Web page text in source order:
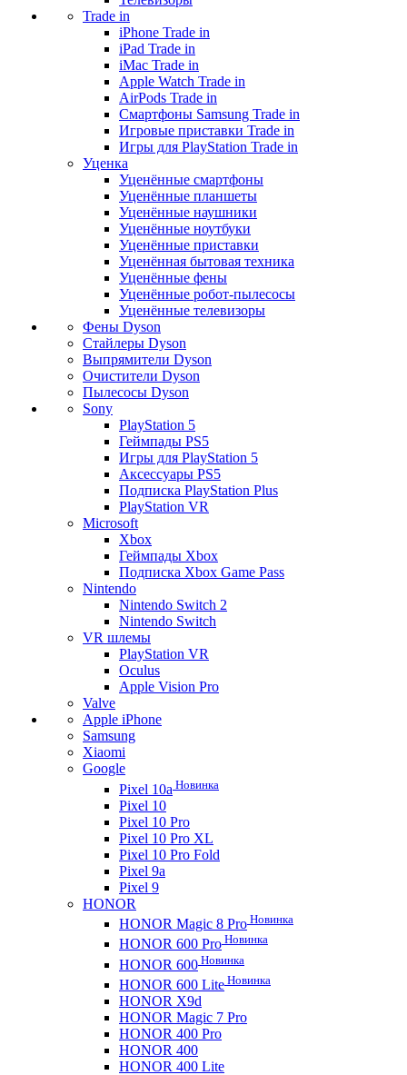
Trade in
iPhone Trade in
iPad Trade in
iMac Trade in
Apple Watch Trade in
AirPods Trade in
Смартфоны Samsung Trade in
Игровые приставки Trade in
Игры для PlayStation Trade in
Уценка
Уценённые смартфоны
Уценённые планшеты
Уценённые наушники
Уценённые ноутбуки
Уценённые приставки
Уценённая бытовая техника
Уценённые фены
Уценённые робот-пылесосы
Уценённые телевизоры
Фены Dyson
Стайлеры Dyson
Выпрямители Dyson
Очистители Dyson
Пылесосы Dyson
Sony
PlayStation 5
Геймпады PS5
Игры для PlayStation 5
Аксессуары PS5
Подписка PlayStation Plus
PlayStation VR
Microsoft
Xbox
Геймпады Xbox
Подписка Xbox Game Pass
Nintendo
Nintendo Switch 2
Nintendo Switch
VR шлемы
PlayStation VR
Oculus
Apple Vision Pro
Valve
Apple iPhone
Samsung
Xiaomi
Google
Pixel 10a Новинка
Pixel 10
Pixel 10 Pro
Pixel 10 Pro XL
Pixel 10 Pro Fold
Pixel 9a
Pixel 9
HONOR
HONOR Magic 8 Pro Новинка
HONOR 600 Pro Новинка
HONOR 600 Новинка
HONOR 600 Lite Новинка
HONOR X9d
HONOR Magic 7 Pro
HONOR 400 Pro
HONOR 400
HONOR 400 Lite